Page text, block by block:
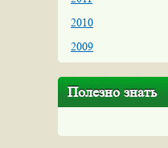
2010
2009
Полезно знать